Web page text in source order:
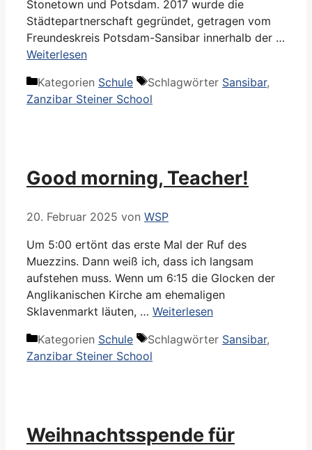
Stonetown und Potsdam. 2017 wurde die
Städtepartnerschaft gegründet, getragen vom
Freundeskreis Potsdam-Sansibar innerhalb der …
Weiterlesen
Kategorien Schule Schlagwörter Sansibar,
Zanzibar Steiner School
Good morning, Teacher!
20. Februar 2025 von WSP
Um 5:00 ertönt das erste Mal der Ruf des
Muezzins. Dann weiß ich, dass ich langsam
aufstehen muss. Wenn um 6:15 die Glocken der
Anglikanischen Kirche am ehemaligen
Sklavenmarkt läuten, … Weiterlesen
Kategorien Schule Schlagwörter Sansibar,
Zanzibar Steiner School
Weihnachtsspende für